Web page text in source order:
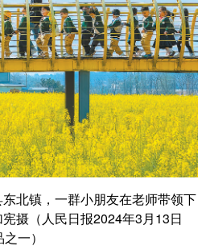
北镇，一群小朋友在老师带领下
摄（人民日报2024年3月13日
一）